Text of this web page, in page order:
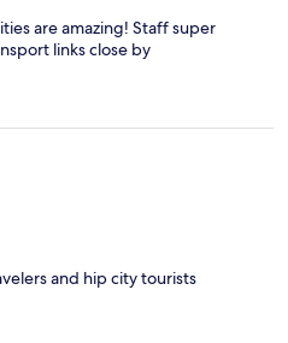
are amazing! Staff super
links close by
and hip city tourists